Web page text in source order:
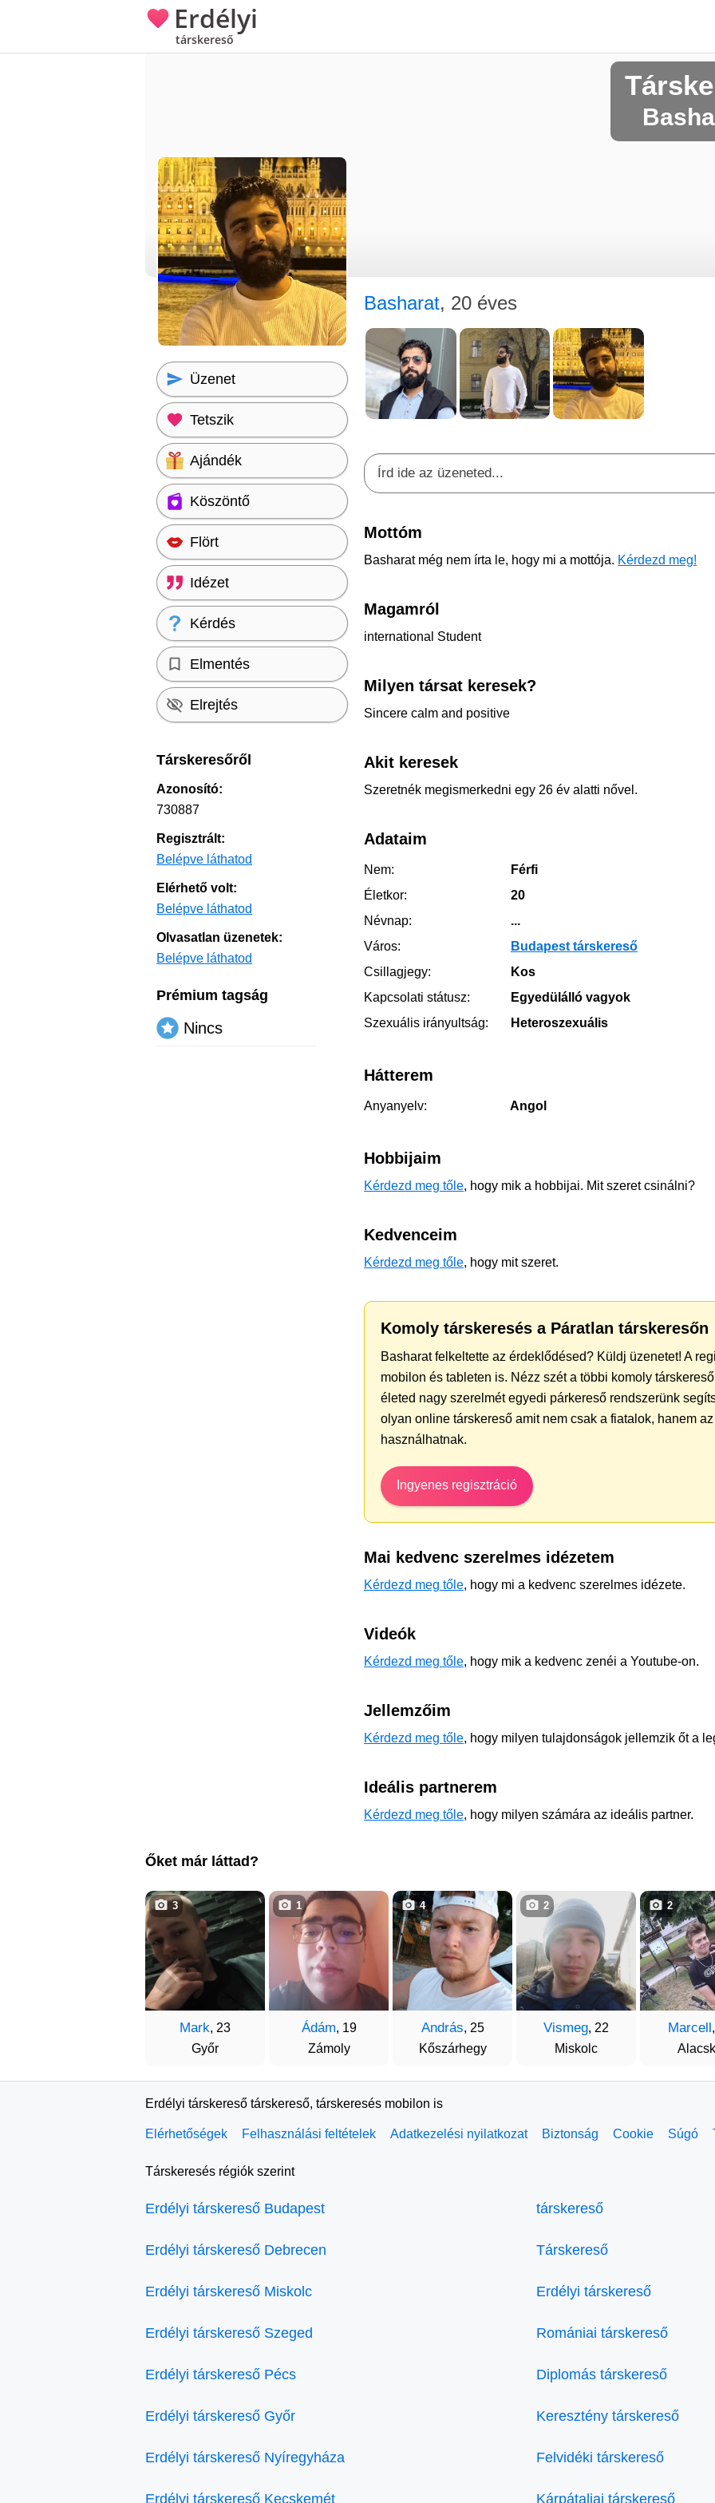
Erdélyi
társkereső
Basharat, 20 éves
Mottóm
Basharat még nem írta le, hogy mi a mottója. Kérdezd meg!
Magamról
international Student
Milyen társat keresek?
Sincere calm and positive
Akit keresek
Szeretnék megismerkedni egy 26 év alatti nővel.
Adataim
Nem:
Férfi
Életkor:
20
Névnap:
...
Város:
Budapest társkereső
Csillagjegy:
Kos
Kapcsolati státusz:
Egyedülálló vagyok
Szexuális irányultság:
Heteroszexuális
Hátterem
Anyanyelv: Angol
Hobbijaim
Kérdezd meg tőle, hogy mik a hobbijai. Mit szeret csinálni?
Kedvenceim
Kérdezd meg tőle, hogy mit szeret.
Komoly társkeresés a Páratlan társkeresőn
Basharat felkeltette az érdeklődésed? Küldj üzenetet! A
mobilon és tableten is. Nézz szét a többi komoly
életed nagy szerelmét egyedi párkereső rendszerünk
olyan online társkereső amit nem csak a fiatalok, hanem
használhatnak.
Ingyenes regisztráció
Mai kedvenc szerelmes idézetem
Kérdezd meg tőle, hogy mi a kedvenc szerelmes idézete.
Videók
Kérdezd meg tőle, hogy mik a kedvenc zenéi a Youtube-on.
Jellemzőim
Kérdezd meg tőle, hogy milyen tulajdonságok jellemzik őt a
Ideális partnerem
Kérdezd meg tőle, hogy milyen számára az ideális partner.
Üzenet
Tetszik
Ajándék
Köszöntő
Flört
Idézet
Kérdés
Elmentés
Elrejtés
Társkeresőről
Azonosító:
730887
Regisztrált:
Belépve láthatod
Elérhető volt:
Belépve láthatod
Olvasatlan üzenetek:
Belépve láthatod
Prémium tagság
Nincs
Őket már láttad?
Mark, 23
Győr
3
Ádám, 19
Zámoly
1
András, 25
Kőszárhegy
4
Vismeg, 22
Miskolc
2
Marcell
2
Erdélyi társkereső társkereső, társkeresés mobilon is
Elérhetőségek Felhasználási feltételek Adatkezelési nyilatkozat Biztonság Cookie Súgó
Társkeresés régiók szerint
Erdélyi társkereső Budapest
Erdélyi társkereső Debrecen
Erdélyi társkereső Miskolc
Erdélyi társkereső Szeged
Erdélyi társkereső Pécs
Erdélyi társkereső Győr
Erdélyi társkereső Nyíregyháza
Erdélyi társkereső Kecskemét
társkereső
Társkereső
Erdélyi társkereső
Romániai társkereső
Diplomás társkereső
Keresztény társkereső
Felvidéki társkereső
Kárpátaljai társkereső